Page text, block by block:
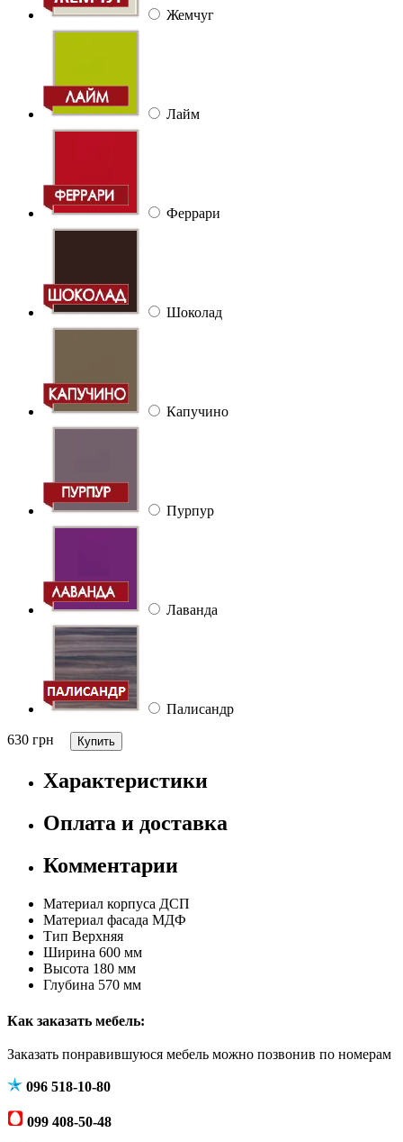
Жемчуг
Лайм
Феррари
Шоколад
Капучино
Пурпур
Лаванда
Палисандр
630 грн
Характеристики
Оплата и доставка
Комментарии
Материал корпуса ДСП
Материал фасада МДФ
Тип Верхняя
Ширина 600 мм
Высота 180 мм
Глубина 570 мм
Как заказать мебель:
Заказать понравившуюся мебель можно позвонив по номерам
096 518-10-80
099 408-50-48